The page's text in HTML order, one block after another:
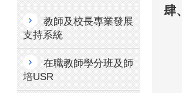
教師及校長專業發展
支持系統
在職教師學分班及師
培USR
肆